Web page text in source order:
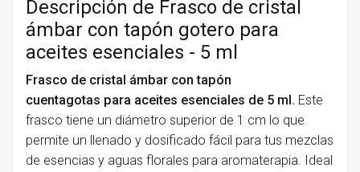
Descripción de Frasco de cristal
ámbar con tapón gotero para
aceites esenciales - 5 ml
Frasco de cristal ámbarcon tapón
cuentagotas para aceites esenciales de 5 ml. Este
frasco tiene un diámetro superior de 1 cm lo que
permite un llenado y dosificado fácil para tus mezclas
de esencias y aguas florales para aromaterapia. Ideal